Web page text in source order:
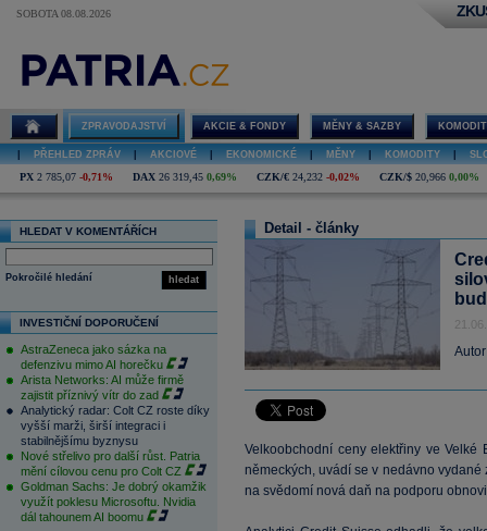
SOBOTA 08.08.2026
ZPRAVODAJSTVÍ AKCIE & FONDY MĚNY & SAZBY
PŘEHLED ZPRÁV AKCIOVÉ EKONOMICKÉ MĚNY KOMODITY
PX 2 785,07 -0,71% DAX 26 319,45 0,69% CZK/€ 24,232 -0,02% CZK/$ 20,966 0,00%
HLEDAT V KOMENTÁŘÍCH
hledat
Pokročilé hledání
INVESTIČNÍ DOPORUČENÍ
AstraZeneca jako sázka na
defenzivu mimo AI horečku
Arista Networks: AI může firmě
zajistit příznivý vítr do zad
Analytický radar: Colt CZ roste díky
vyšší marži, širší integraci i
stabilnějšímu byznysu
Nové střelivo pro další růst. Patria
mění cílovou cenu pro Colt CZ
Goldman Sachs: Je dobrý okamžik
využít poklesu Microsoftu. Nvidia
dál tahounem AI boomu
Detail - články
Velkoobchodní ceny elektřiny ve
německých, uvádí se v nedávno
na svědomí nová daň na podporu